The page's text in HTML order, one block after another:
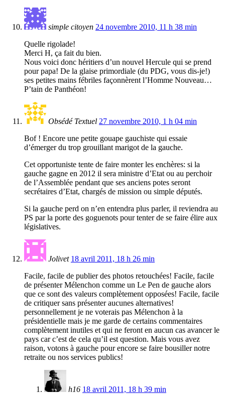
simple citoyen 24 novembre 2010, 11 h 38 min
Quelle rigolade!
Merci H, ça fait du bien.
Nous voici donc héritiers d’un nouvel Hercule qui se prend
pour papa! De la glaise primordiale (du PDG, vous dis-je!)
ses petites mains fébriles façonnèrent l’Homme Nouveau…
P’tain de Panthéon!
Obsédé Textuel 27 novembre 2010, 1 h 04 min
Bof ! Encore une petite gouape gauchiste qui essaie
d’émerger du trop grouillant marigot de la gauche.
Cet opportuniste tente de faire monter les enchères: si la
gauche gagne en 2012 il sera ministre d’Etat ou au perchoir
de l’Assemblée pendant que ses anciens potes seront
secrétaires d’Etat, chargés de mission ou simple députés.
Si la gauche perd on n’en entendra plus parler, il reviendra au
PS par la porte des goguenots pour tenter de se faire élire aux
législatives.
Jolivet 18 avril 2011, 18 h 26 min
Facile, facile de publier des photos retouchées! Facile, facile
de présenter Mélenchon comme un Le Pen de gauche alors
que ce sont des valeurs complètement opposées! Facile, facile
de critiquer sans présenter aucunes alternatives!
personnellement je ne voterais pas Mélenchon à la
présidentielle mais je me garde de certains commentaires
complètement inutiles et qui ne feront en aucun cas avancer le
pays car c’est de cela qu’il est question. Mais vous avez
raison, votons à gauche pour encore se faire bousiller notre
retraite ou nos services publics!
h16 18 avril 2011, 18 h 39 min